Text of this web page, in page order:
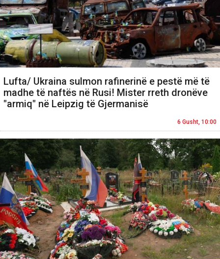
Lufta/ Ukraina sulmon rafinerinë e pestë më të
madhe të naftës në Rusi! Mister rreth dronëve
"armiq" në Leipzig të Gjermanisë
6 Gusht, 10:00